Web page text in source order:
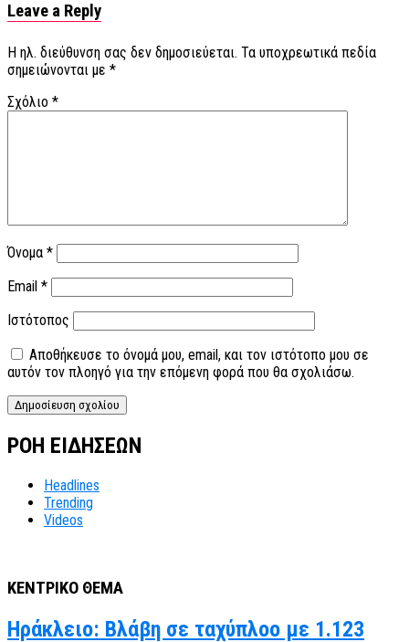
Leave a Reply
Η ηλ. διεύθυνση σας δεν δημοσιεύεται. Τα υποχρεωτικά πεδία
σημειώνονται με *
Σχόλιο *
Όνομα *
Email *
Ιστότοπος
Αποθήκευσε το όνομά μου, email, και τον ιστότοπο μου σε
αυτόν τον πλοηγό για την επόμενη φορά που θα σχολιάσω.
ΡΟΗ ΕΙΔΗΣΕΩΝ
Headlines
Trending
Videos
ΚΕΝΤΡΙΚΟ ΘΕΜΑ
Ηράκλειο: Βλάβη σε ταχύπλοο με 1.123